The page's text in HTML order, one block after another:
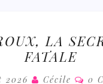
ROUX,
LA
LA
FATALE
2026 Cécile 0